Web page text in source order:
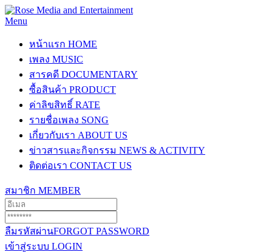
Menu
หน้าแรก HOME
เพลง MUSIC
สารคดี DOCUMENTARY
ซื้อสินค้า PRODUCT
ค่าลิขสิทธิ์ RATE
รายชื่อเพลง SONG
เกี่ยวกับเรา ABOUT US
ข่าวสารและกิจกรรม NEWS & ACTIVITY
ติดต่อเรา CONTACT US
สมาชิก MEMBER
ลืมรหัสผ่านFORGOT PASSWORD
เข้าสู่ระบบ LOGIN